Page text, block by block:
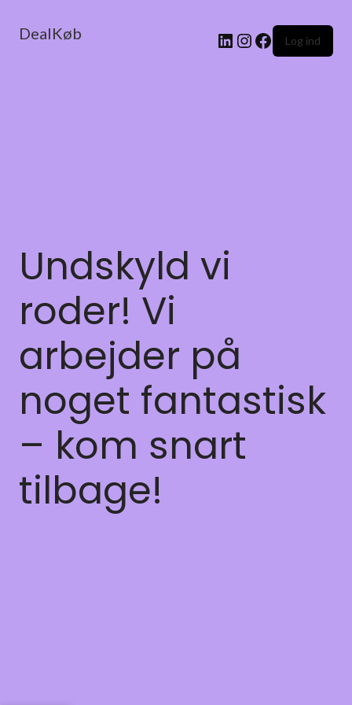
DealKøb Log ind
Undskyld vi
roder! Vi
arbejder på
noget fantastisk
– kom snart
tilbage!